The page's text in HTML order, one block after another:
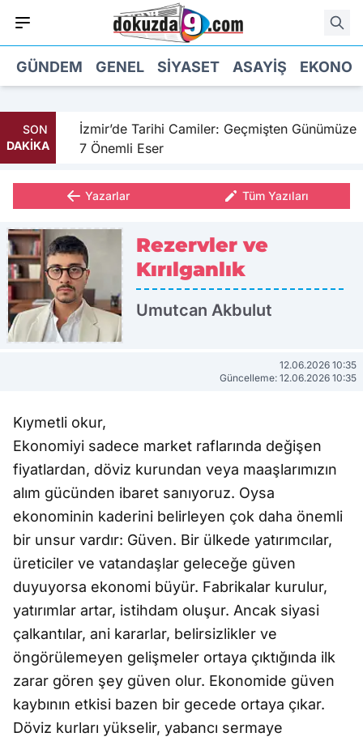
GÜNDEM GENEL SIYASET ASAYIŞ
SON
DAKİKA
İzmir’de Tarihi Camiler: Geçmişten Günümüze
7 Önemli Eser
Yazarlar Tüm Yazıları
Rezervler ve
Kırılganlık
Umutcan Akbulut
12.06.2026 10:35
Güncelleme: 12.06.2026 10:35
Kıymetli okur,
Ekonomiyi sadece market raflarında değişen
fiyatlardan, döviz kurundan veya maaşlarımızın
alım gücünden ibaret sanıyoruz. Oysa
ekonominin kaderini belirleyen çok daha önemli
bir unsur vardır: Güven. Bir ülkede yatırımcılar,
üreticiler ve vatandaşlar geleceğe güven
duyuyorsa ekonomi büyür. Fabrikalar kurulur,
yatırımlar artar, istihdam oluşur. Ancak siyasi
çalkantılar, ani kararlar, belirsizlikler ve
öngörülemeyen gelişmeler ortaya çıktığında ilk
zarar gören şey güven olur. Ekonomide güven
kaybının etkisi bazen bir gecede ortaya çıkar.
Döviz kurları yükselir, yabancı sermaye